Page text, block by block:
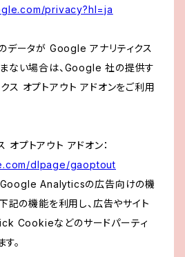
privacy?hl=ja
データが Google アナリティクス
ない場合は、Google 社の提供す
ス オプトアウト アドオンをご利用
プトアウト アドオン：
dlpage/gaoptout
「Google Analyticsの広告向けの機
記の機能を利用し、広告やサイト
Cookieなどのサードパーティ
。